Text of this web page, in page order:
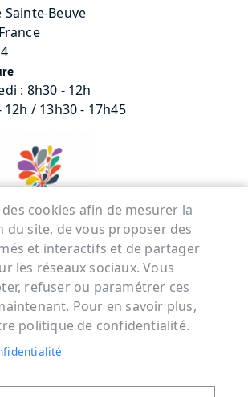
Beuve
: 8h30 - 12h
/ 13h30 - 17h45
page
cookies afin de mesurer la
site, de vous proposer des
et interactifs et de partager
les réseaux sociaux. Vous
refuser ou paramétrer ces
Pour en savoir plus,
politique de confidentialité.